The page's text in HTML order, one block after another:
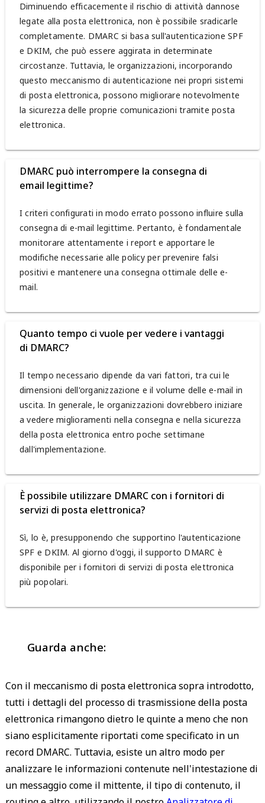
Diminuendo efficacemente il rischio di attività dannose
legate alla posta elettronica, non è possibile sradicarle
completamente. DMARC si basa sull'autenticazione SPF
e DKIM, che può essere aggirata in determinate
circostanze. Tuttavia, le organizzazioni, incorporando
questo meccanismo di autenticazione nei propri sistemi
di posta elettronica, possono migliorare notevolmente
la sicurezza delle proprie comunicazioni tramite posta
elettronica.
DMARC può interrompere la consegna di
email legittime?
I criteri configurati in modo errato possono influire sulla
consegna di e-mail legittime. Pertanto, è fondamentale
monitorare attentamente i report e apportare le
modifiche necessarie alle policy per prevenire falsi
positivi e mantenere una consegna ottimale delle e-
mail.
Quanto tempo ci vuole per vedere i vantaggi
di DMARC?
Il tempo necessario dipende da vari fattori, tra cui le
dimensioni dell'organizzazione e il volume delle e-mail in
uscita. In generale, le organizzazioni dovrebbero iniziare
a vedere miglioramenti nella consegna e nella sicurezza
della posta elettronica entro poche settimane
dall'implementazione.
È possibile utilizzare DMARC con i fornitori di
servizi di posta elettronica?
Sì, lo è, presupponendo che supportino l'autenticazione
SPF e DKIM. Al giorno d'oggi, il supporto DMARC è
disponibile per i fornitori di servizi di posta elettronica
più popolari.
Guarda anche:
Con il meccanismo di posta elettronica sopra introdotto,
tutti i dettagli del processo di trasmissione della posta
elettronica rimangono dietro le quinte a meno che non
siano esplicitamente riportati come specificato in un
record DMARC. Tuttavia, esiste un altro modo per
analizzare le informazioni contenute nell'intestazione di
un messaggio come il mittente, il tipo di contenuto, il